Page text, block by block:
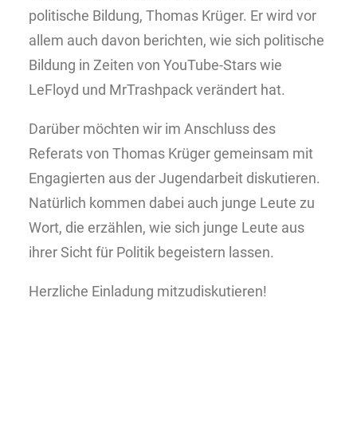
politische Bildung, Thomas Krüger. Er wird vor
allem auch davon berichten, wie sich politische
Bildung in Zeiten von YouTube-Stars wie
LeFloyd und MrTrashpack verändert hat.
Darüber möchten wir im Anschluss des
Referats von Thomas Krüger gemeinsam mit
Engagierten aus der Jugendarbeit diskutieren.
Natürlich kommen dabei auch junge Leute zu
Wort, die erzählen, wie sich junge Leute aus
ihrer Sicht für Politik begeistern lassen.
Herzliche Einladung mitzudiskutieren!